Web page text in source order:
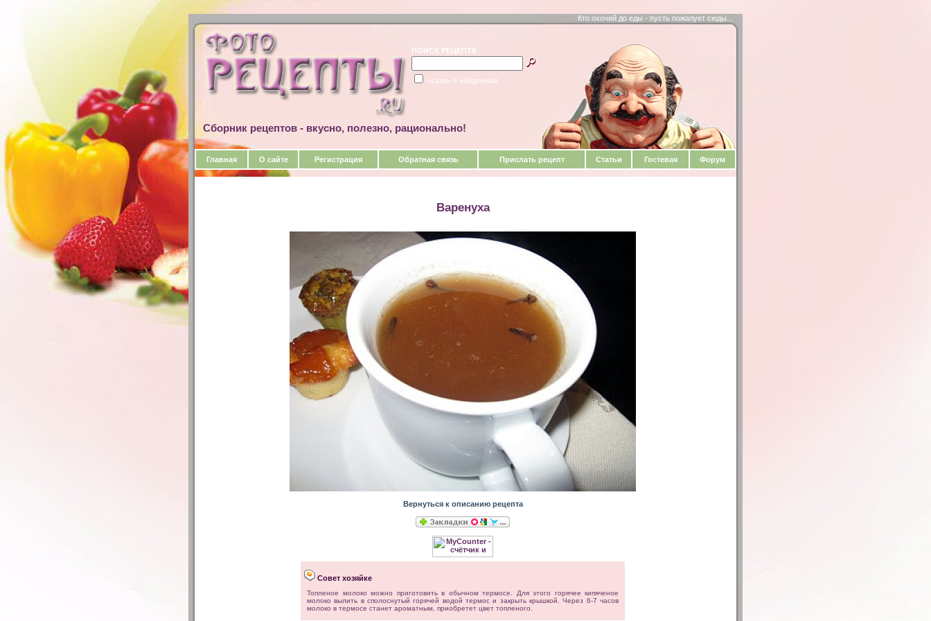
ПОИСК РЕЦЕПТА
искать в найденном
Сборник рецептов - вкусно, полезно, рационально!
Кто охочий до еды - пусть пожалует сюды...
Главная О сайте Регистрация Обратная связь Прислать рецепт Статьи Гостевая Форум
Варенуха
Вернуться к описанию рецепта
Совет хозяйке
Топленое молоко можно приготовить в обычном термосе. Для этого горячее кипяченое
молоко вылить в сполоснутый горячей водой термос и закрыть крышкой. Через 6-7 часов
молоко в термосе станет ароматным, приобретет цвет топленого.